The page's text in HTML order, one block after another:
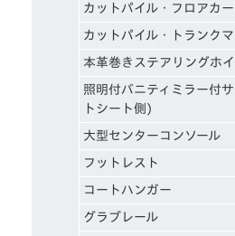
カットパイル・フロアカ
カットパイル・トランク
本革巻きステアリングホ
照明付バニティミラー付
トシート側)
大型センターコンソール
フットレスト
コートハンガー
グラブレール